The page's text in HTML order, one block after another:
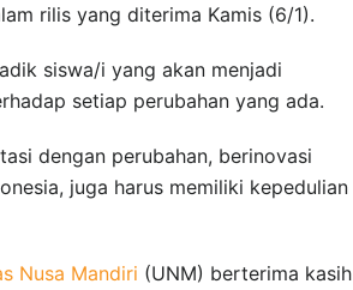
rilis yang diterima Kamis (6/1).
siswa/i yang akan menjadi
setiap perubahan yang ada.
dengan perubahan, berinovasi
juga harus memiliki kepedulian
Nusa Mandiri (UNM) berterima kasih